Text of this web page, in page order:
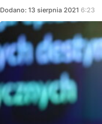
Dodano: 13 sierpnia 2021 6:23